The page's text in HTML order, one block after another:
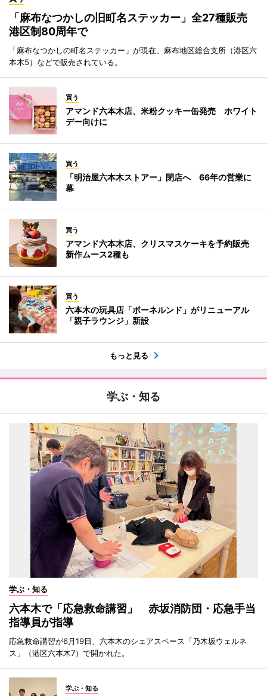
「麻布なつかしの旧町名ステッカー」全27種販売
港区制80周年で
「麻布なつかしの町名ステッカー」が現在、麻布地区総合支所（港区六
本木5）などで販売されている。
買う
アマンド六本木店、米粉クッキー缶発売 ホワイト
デー向けに
買う
「明治屋六本木ストアー」閉店へ 66年の営業に
幕
買う
アマンド六本木店、クリスマスケーキを予約販売
新作ムース2種も
買う
六本木の玩具店「ボーネルンド」がリニューアル
「親子ラウンジ」新設
もっと見る
学ぶ・知る
学ぶ・知る
六本木で「応急救命講習」 赤坂消防団・応急手当
指導員が指導
応急救命講習が6月19日、六本木のシェアスペース「乃木坂ウェルネ
ス」（港区六本木7）で開かれた。
学ぶ・知る